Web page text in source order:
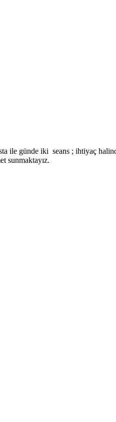
günde iki seans ; ihtiyaç halinde
sunmaktayız.